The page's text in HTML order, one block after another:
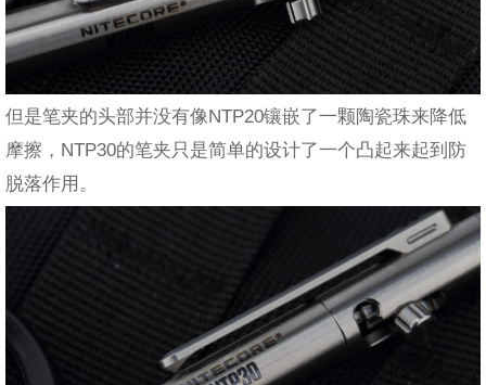
但是笔夹的头部并没有像NTP20镶嵌了一颗陶瓷珠来降低
摩擦，NTP30的笔夹只是简单的设计了一个凸起来起到防
脱落作用。